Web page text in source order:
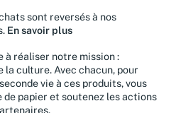
sont reversés à nos
En savoir plus
réaliser notre mission :
la culture. Avec chacun, pour
vie à ces produits, vous
de papier et soutenez les actions